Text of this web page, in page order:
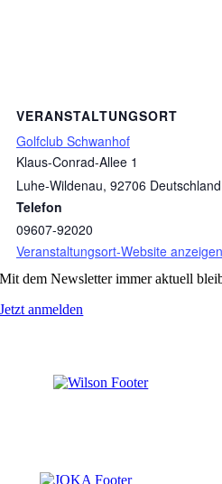
VERANSTALTUNGSORT
Golfclub Schwanhof
Klaus-Conrad-Allee 1
Luhe-Wildenau, 92706 Deutschland
Telefon
09607-92020
Veranstaltungsort-Website anzeigen
Mit dem Newsletter immer aktuell
Jetzt anmelden